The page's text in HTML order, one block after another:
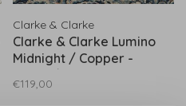
Clarke & Clarke
Clarke & Clarke Lumino
Midnight / Copper -
€119,00